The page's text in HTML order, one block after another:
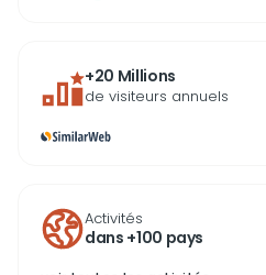
+20 Millions
de visiteurs annuels
Activités
dans +100 pays